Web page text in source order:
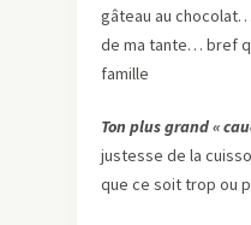
gâteau au
de ma tante… bref
famille
Ton plus grand «
justesse de la
que ce soit trop ou